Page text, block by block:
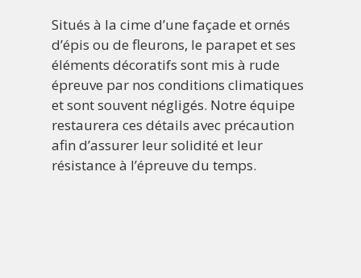
Situés à la cime d’une façade et ornés
d’épis ou de fleurons, le parapet et ses
éléments décoratifs sont mis à rude
épreuve par nos conditions climatiques
et sont souvent négligés. Notre équipe
restaurera ces détails avec précaution
afin d’assurer leur solidité et leur
résistance à l’épreuve du temps.